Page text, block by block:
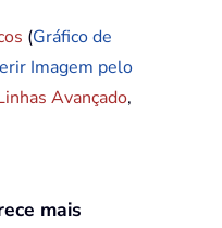
(Gráfico de
Imagem pelo
Avançado,
mais